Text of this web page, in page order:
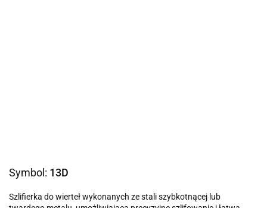
Symbol: 13D
Szlifierka do wierteł wykonanych ze stali szybkotnącej lub